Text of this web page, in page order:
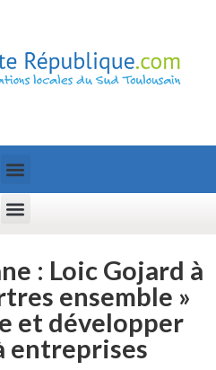
: Loic Gojard à
ensemble »
et développer
entreprises